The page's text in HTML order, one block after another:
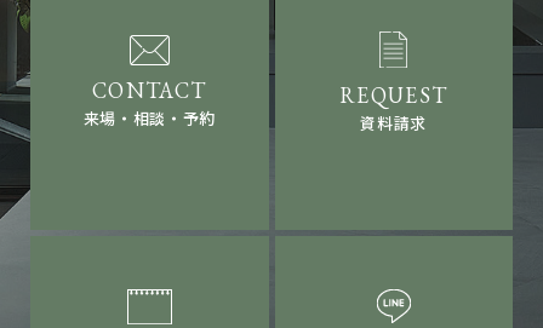
来場・相談・予約 資料請求